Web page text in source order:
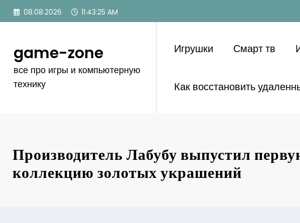
Перейти
08.08.2026 11:43:26 AM
game-zone
все про игры и компьютерную
технику
Игрушки Смарт тв
Как восстановить
Производитель Лабубу выпустил
коллекцию золотых украшений